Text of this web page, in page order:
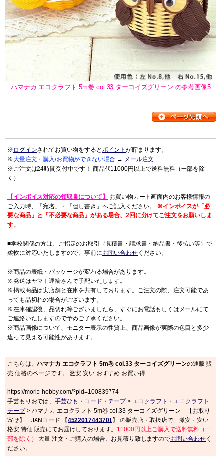
ハマナカ エコクラフト 5m巻 col.33 ターコイズグリーン の参考画像5
※ ログインされてお買い物をするとポイント が貯まります。
※大量注文・購入/お買物ができない場合 → メール注文
※ご注文は24時間受付中です！ 商品代11000円以上で送料無料（一部を除
く）
【インボイス対応の領収書について】
お買い物カート画面内のお客様情報の
ご入力時、「宛名」・「但し書き」へご記入ください。 ※インボイスが「必
要な商品」と「不必要な商品」がある場合、2回に分けてご注文をお願いしま
す。
■学校関係の方は、ご指定のお取引（見積書・請求書・納品書・後払い等）で
柔軟に対応いたしますので、事前にお問い合わせ ください。
※商品の表紙・パッケージが変わる場合があります。
※発送はヤマト運輸さんで手配いたします。
※掲載商品は実店舗と在庫を共有しております。ご注文の際、注文可能であ
っても品切れの場合がございます。
※在庫確認後、品切れ等ございましたら、すぐにお電話もしくはメールにて
ご連絡いたしますので予めご了承ください。
※商品画像について、モニター表示の性質上、商品画像が実際の色目と多少
違って見える可能性があります。
こちらは、ハマナカ エコクラフト 5m巻 col.33 ターコイズグリーンの通販 販
売 価格のページです。 激安 安い おすすめ お買い得
https://morio-hobby.com/?pid=100839774
手芸もりおでは、 手芸ひも・コード・テープ> エコクラフト・エコクラフト
テープ> ハマナカ エコクラフト 5m巻 col.33 ターコイズグリーン 【お取り
寄せ】 JANコード 【4522017443701】 の販売店・取扱店で、激安・安い
格安 特価 販売にてお届けしております。 11000円以上ご購入で送料無料（一
部を除く）
大量 注文・ご購入の場合、お見積り致しますのでお問い合わせ く
ださい。